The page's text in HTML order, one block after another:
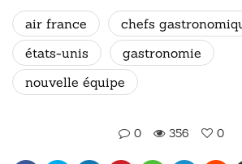
air france
chefs
états-unis
gastronomie
nouvelle équipe
0 356 0